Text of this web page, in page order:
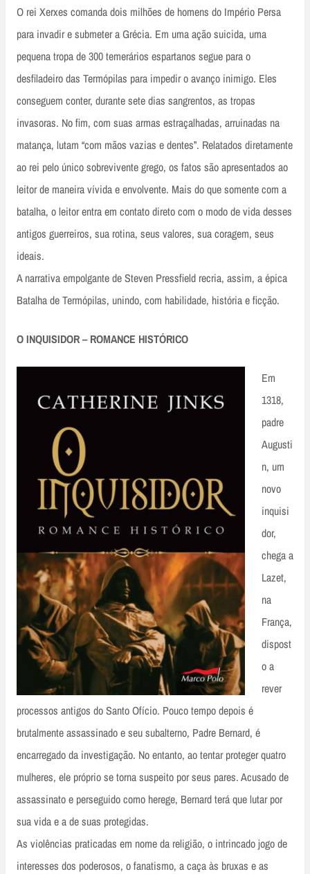
O rei Xerxes comanda dois milhões de homens do Império Persa
para invadir e submeter a Grécia. Em uma ação suicida, uma
pequena tropa de 300 temerários espartanos segue para o
desfiladeiro das Termópilas para impedir o avanço inimigo. Eles
conseguem conter, durante sete dias sangrentos, as tropas
invasoras. No fim, com suas armas estraçalhadas, arruinadas na
matança, lutam “com mãos vazias e dentes”. Relatados diretamente
ao rei pelo único sobrevivente grego, os fatos são apresentados ao
leitor de maneira vívida e envolvente. Mais do que somente com a
batalha, o leitor entra em contato direto com o modo de vida desses
antigos guerreiros, sua rotina, seus valores, sua coragem, seus
ideais.
A narrativa empolgante de Steven Pressfield recria, assim, a épica
Batalha de Termópilas, unindo, com habilidade, história e ficção.
O INQUISIDOR – ROMANCE HISTÓRICO
Em
1318,
padre
Augusti
n, um
novo
inquisi
dor,
chega a
Lazet,
na
França,
dispost
o a
rever
processos antigos do Santo Ofício. Pouco tempo depois é
brutalmente assassinado e seu subalterno, Padre Bernard, é
encarregado da investigação. No entanto, ao tentar proteger quatro
mulheres, ele próprio se torna suspeito por seus pares. Acusado de
assassinato e perseguido como herege, Bernard terá que lutar por
sua vida e a de suas protegidas.
As violências praticadas em nome da religião, o intrincado jogo de
interesses dos poderosos, o fanatismo, a caça às bruxas e as